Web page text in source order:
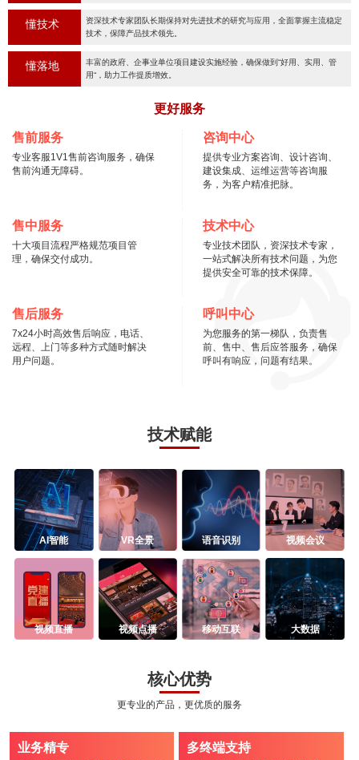
懂技术
资深技术专家团队长期保持对先进技术的研究与应用，全面掌握主流稳定
技术，保障产品技术领先。
懂落地
丰富的政府、企事业单位项目建设实施经验，确保做到“好用、实用、管
用“，助力工作提质增效。
更好服务
售前服务
专业客服1V1售前咨询服务，确保
售前沟通无障碍。
咨询中心
提供专业方案咨询、设计咨询、
建设集成、运维运营等咨询服
务，为客户精准把脉。
售中服务
十大项目流程严格规范项目管
理，确保交付成功。
技术中心
专业技术团队，资深技术专家，
一站式解决所有技术问题，为您
提供安全可靠的技术保障。
售后服务
7x24小时高效售后响应，电话、
远程、上门等多种方式随时解决
用户问题。
呼叫中心
为您服务的第一梯队，负责售
前、售中、售后应答服务，确保
呼叫有响应，问题有结果。
技术赋能
AI智能 VR全景 语音识别 视频会议
视频直播 视频点播 移动互联 大数据
核心优势
更专业的产品，更优质的服务
业务精专 多终端支持